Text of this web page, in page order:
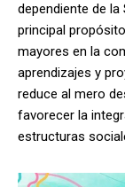
dependiente de la
principal
mayores en la
aprendizajes y
reduce al mero
favorecer la
estructuras